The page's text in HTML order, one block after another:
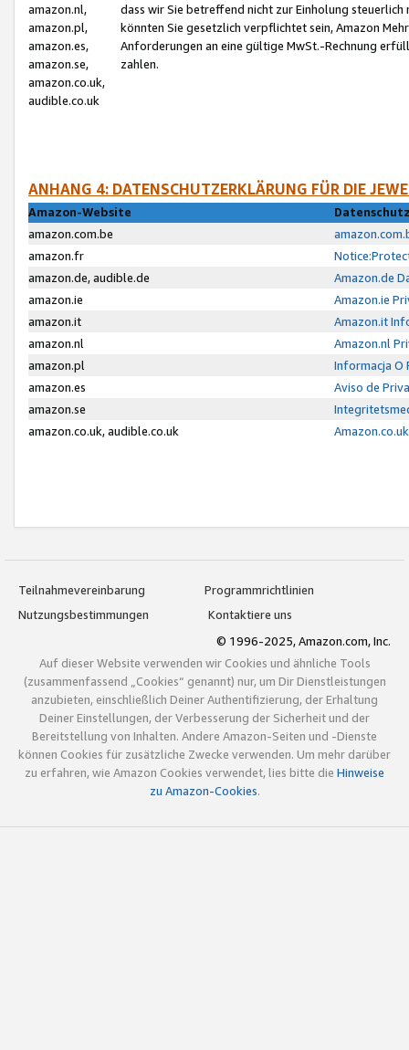
amazon.nl,
amazon.pl,
amazon.es,
amazon.se,
amazon.co.uk,
audible.co.uk
dass wir Sie betreffend nicht zur Einholung
könnten Sie gesetzlich verpflichtet sein, Amazon
Anforderungen an eine gültige MwSt.-Rechnung
zahlen.
ANHANG 4: DATENSCHUTZERKLÄRUNG FÜR DIE
Amazon-Website
amazon.com.be
amazon.fr
amazon.de, audible.de
Amazon.de
amazon.ie
Amazon.ie
amazon.it
Amazon.it
amazon.nl
Amazon.nl
amazon.pl
Informacja O
amazon.es
Aviso de
amazon.se
amazon.co.uk, audible.co.uk
Teilnahmevereinbarung
Programmrichtlinien
Nutzungsbestimmungen
Kontaktiere uns
© 1996-2025, Amazon.com, Inc.
Auf dieser Website verwenden wir Cookies und ähnliche Tools
(zusammenfassend „Cookies“ genannt) nur, um Dir Dienstleistungen
anzubieten, einschließlich Deiner Authentifizierung, der Erhaltung
Deiner Einstellungen, der Verbesserung der Sicherheit und der
Bereitstellung von Inhalten. Andere Amazon-Seiten und -Dienste
können Cookies für zusätzliche Zwecke verwenden. Um mehr darüber
zu erfahren, wie Amazon Cookies verwendet, lies bitte die Hinweise
zu Amazon-Cookies.